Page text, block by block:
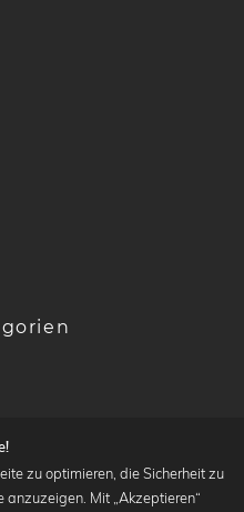
zu optimieren, die Sicherheit zu
Mit „Akzeptieren“